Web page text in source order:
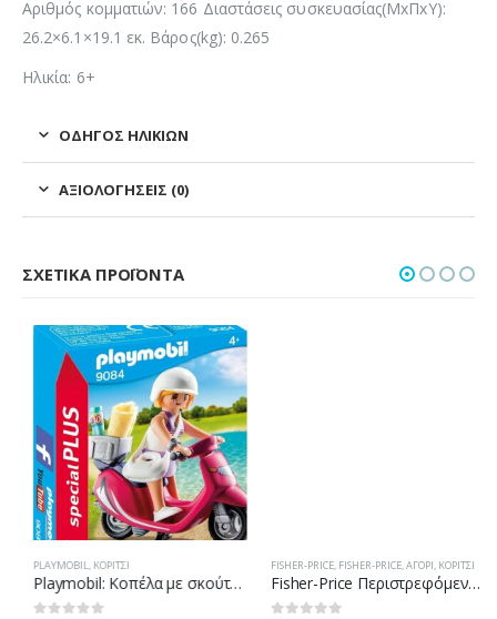
Αριθμός κομματιών: 166 Διαστάσεις συσκευασίας(ΜxΠxΥ):
26.2×6.1×19.1 εκ. Βάρος(kg): 0.265
Ηλικία: 6+
ΟΔΗΓΌΣ ΗΛΙΚΙΏΝ
ΑΞΙΟΛΟΓΉΣΕΙΣ (0)
ΣΧΕΤΙΚΆ ΠΡΟΪΌΝΤΑ
PLAYMOBIL,ΚΟΡΊΤΣΙ
Playmobil: Κοπέλα με σκούτερ 9084
FISHER-PRICE,FISHER-PRICE,ΑΓΌΡΙ,ΚΟΡΊΤΣΙ
Fisher-Price Περιστρεφόμενο 3 Σε 1 CHR11